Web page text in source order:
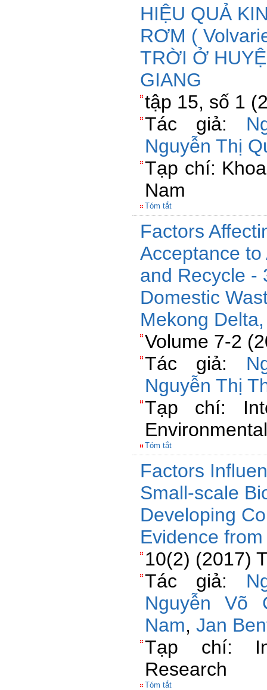
HIỆU QUẢ
RƠM (
TRỜI Ở
GIANG
tập 15, số 1
Tác giả:
Nguyễn Thị
Tạp chí:
Nam
Tóm tắt
Factors
Acceptance
and Recycle -
Domestic
Mekong
Volume 7-2
Tác giả:
Nguyễn Thị
Tạp chí:
Tóm tắt
Factors
Small-scale
Developing
Evidence
10(2) (2017)
Tác giả:
Nguyễn Võ
Nam, Jan
Tạp chí:
Research
Tóm tắt